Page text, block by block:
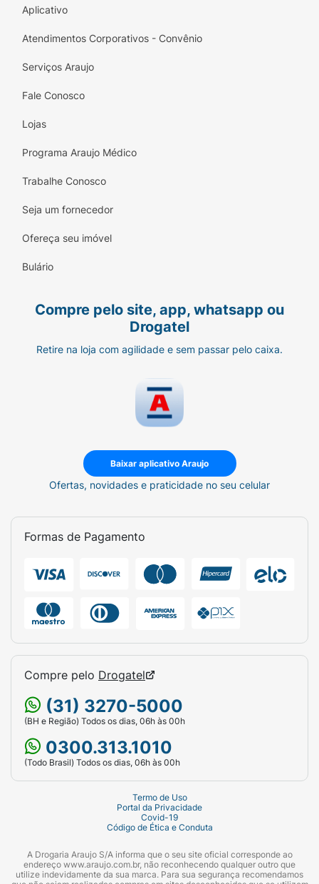
Aplicativo
Atendimentos Corporativos - Convênio
Serviços Araujo
Fale Conosco
Lojas
Programa Araujo Médico
Trabalhe Conosco
Seja um fornecedor
Ofereça seu imóvel
Bulário
Compre pelo site, app, whatsapp ou
Drogatel
Retire na loja com agilidade e sem passar pelo caixa.
Baixar aplicativo Araujo
Ofertas, novidades e praticidade no seu celular
Formas de Pagamento
Compre pelo Drogatel
(31) 3270-5000
(BH e Região) Todos os dias, 06h às 00h
0300.313.1010
(Todo Brasil) Todos os dias, 06h às 00h
Termo de Uso
Portal da Privacidade
Covid-19
Código de Ética e Conduta
A Drogaria Araujo S/A informa que o seu site oficial corresponde ao
endereço www.araujo.com.br, não reconhecendo qualquer outro que
utilize indevidamente da sua marca. Para sua segurança recomendamos